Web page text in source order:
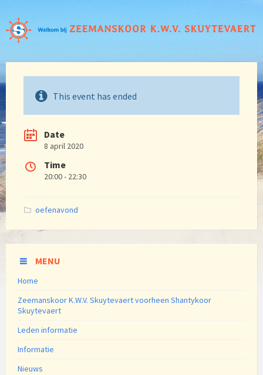
This event has ended
Date
8 april 2020
Time
20:00 - 22:30
Categories:
oefenavond
MENU
Home
Zeemanskoor K.W.V. Skuytevaert voorheen Shantykoor
Skuytevaert
Leden informatie
Informatie
Nieuws